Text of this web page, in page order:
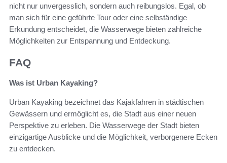
nicht nur unvergesslich, sondern auch reibungslos. Egal, ob
man sich für eine geführte Tour oder eine selbständige
Erkundung entscheidet, die Wasserwege bieten zahlreiche
Möglichkeiten zur Entspannung und Entdeckung.
FAQ
Was ist Urban Kayaking?
Urban Kayaking bezeichnet das Kajakfahren in städtischen
Gewässern und ermöglicht es, die Stadt aus einer neuen
Perspektive zu erleben. Die Wasserwege der Stadt bieten
einzigartige Ausblicke und die Möglichkeit, verborgenere Ecken
zu entdecken.